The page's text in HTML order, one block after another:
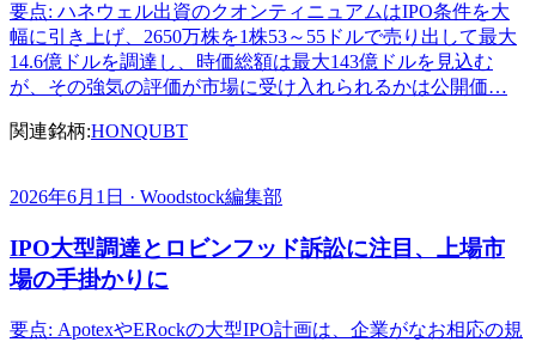
要点: ハネウェル出資のクオンティニュアムはIPO条件を大
幅に引き上げ、2650万株を1株53～55ドルで売り出して最大
14.6億ドルを調達し、時価総額は最大143億ドルを見込む
が、その強気の評価が市場に受け入れられるかは公開価…
関連銘柄:HONQUBT
2026年6月1日 · Woodstock編集部
IPO大型調達とロビンフッド訴訟に注目、上場市
場の手掛かりに
要点: ApotexやERockの大型IPO計画は、企業がなお相応の規